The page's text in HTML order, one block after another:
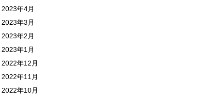
2023年4月
2023年3月
2023年2月
2023年1月
2022年12月
2022年11月
2022年10月